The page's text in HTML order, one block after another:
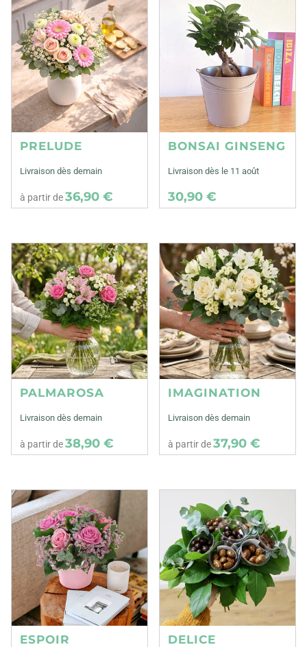
PRELUDE
Livraison dès demain
à partir de36,90 €
BONSAI GINSENG
Livraison dès le 11 août
30,90 €
PALMAROSA
Livraison dès demain
à partir de38,90 €
IMAGINATION
Livraison dès demain
à partir de37,90 €
ESPOIR
DELICE